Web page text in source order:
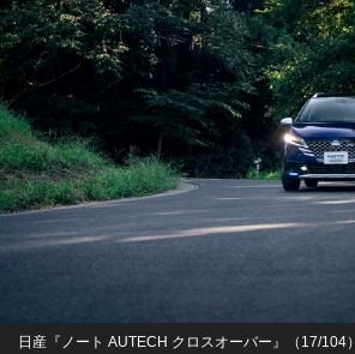
日産『ノート AUTECH クロスオーバー』（17/104）